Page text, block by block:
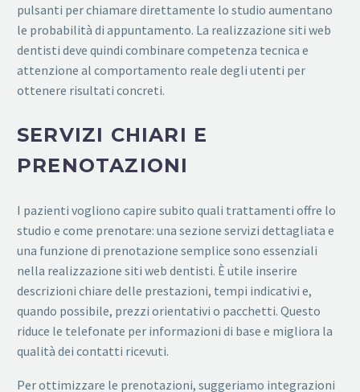
pulsanti per chiamare direttamente lo studio aumentano
le probabilità di appuntamento. La realizzazione siti web
dentisti deve quindi combinare competenza tecnica e
attenzione al comportamento reale degli utenti per
ottenere risultati concreti.
SERVIZI CHIARI E
PRENOTAZIONI
I pazienti vogliono capire subito quali trattamenti offre lo
studio e come prenotare: una sezione servizi dettagliata e
una funzione di prenotazione semplice sono essenziali
nella realizzazione siti web dentisti. È utile inserire
descrizioni chiare delle prestazioni, tempi indicativi e,
quando possibile, prezzi orientativi o pacchetti. Questo
riduce le telefonate per informazioni di base e migliora la
qualità dei contatti ricevuti.
Per ottimizzare le prenotazioni, suggeriamo integrazioni